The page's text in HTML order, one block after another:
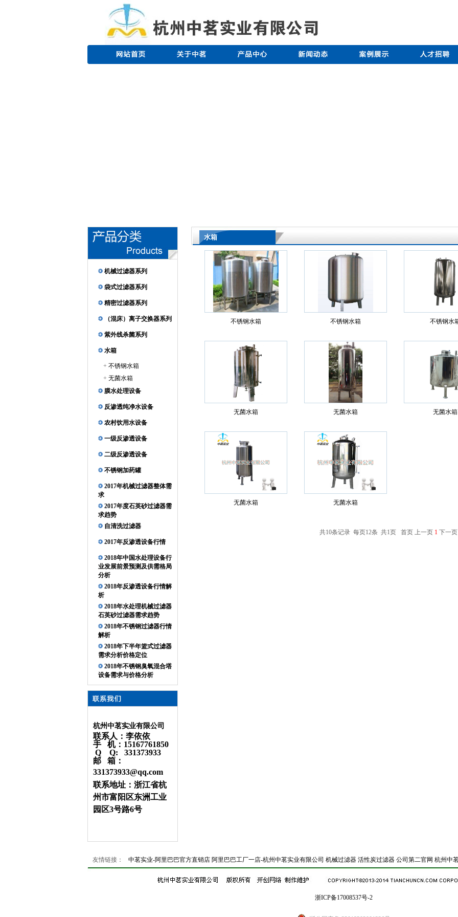
机械过滤器系列
袋式过滤器系列
精密过滤器系列
（混床）离子交换器系列
紫外线杀菌系列
水箱
+ 不锈钢水箱
+ 无菌水箱
膜水处理设备
反渗透纯净水设备
农村饮用水设备
一级反渗透设备
二级反渗透设备
不锈钢加药罐
2017年机械过滤器整体需
求
2017年度石英砂过滤器需
求趋势
自清洗过滤器
2017年反渗透设备行情
2018年中国水处理设备行
业发展前景预测及供需格局
分析
2018年反渗透设备行情解
析
2018年水处理机械过滤器
石英砂过滤器需求趋势
2018年不锈钢过滤器行情
解析
2018年下半年篮式过滤器
需求分析价格定位
2018年不锈钢臭氧混合塔
设备需求与价格分析
杭州中茗实业有限公司
联系人：李依依
手 机：15167761850
Q Q: 331373933
邮 箱：
331373933@qq.com
联系地址：浙江省杭
州市富阳区东洲工业
园区3号路6号
水箱
不锈钢水箱 不锈钢水箱 不锈钢水
无菌水箱 无菌水箱 无菌水箱
无菌水箱 无菌水箱
共10条记录 每页12条 共1页 首页 上一页 1 下一
友情链接： 中茗实业-阿里巴巴官方直销店 阿里巴巴工厂一店-杭州中茗实业有限公司 机械过滤器 活性炭过滤器 公司第二官网 杭州中
浙ICP备17008537号-2